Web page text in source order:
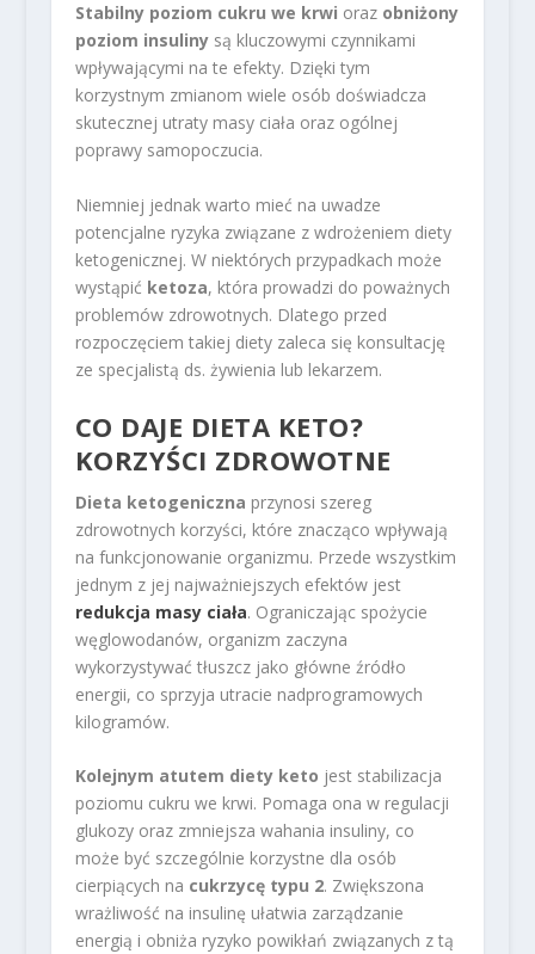
Stabilny poziom cukru we krwi oraz obniżony
poziom insulinysą kluczowymi czynnikami
wpływającymi na te efekty. Dzięki tym
korzystnym zmianom wiele osób doświadcza
skutecznej utraty masy ciała oraz ogólnej
poprawy samopoczucia.
Niemniej jednak warto mieć na uwadze
potencjalne ryzyka związane z wdrożeniem diety
ketogenicznej. W niektórych przypadkach może
wystąpić ketoza, która prowadzi do poważnych
problemów zdrowotnych. Dlatego przed
rozpoczęciem takiej diety zaleca się konsultację
ze specjalistą ds. żywienia lub lekarzem.
CO DAJE DIETA KETO?
KORZYŚCI ZDROWOTNE
Dieta ketogeniczna przynosi szereg
zdrowotnych korzyści, które znacząco wpływają
na funkcjonowanie organizmu. Przede wszystkim
jednym z jej najważniejszych efektów jest
redukcja masy ciała. Ograniczając spożycie
węglowodanów, organizm zaczyna
wykorzystywać tłuszcz jako główne źródło
energii, co sprzyja utracie nadprogramowych
kilogramów.
Kolejnym atutem diety keto jest stabilizacja
poziomu cukru we krwi. Pomaga ona w regulacji
glukozy oraz zmniejsza wahania insuliny, co
może być szczególnie korzystne dla osób
cierpiących na cukrzycę typu 2. Zwiększona
wrażliwość na insulinę ułatwia zarządzanie
energią i obniża ryzyko powikłań związanych z tą